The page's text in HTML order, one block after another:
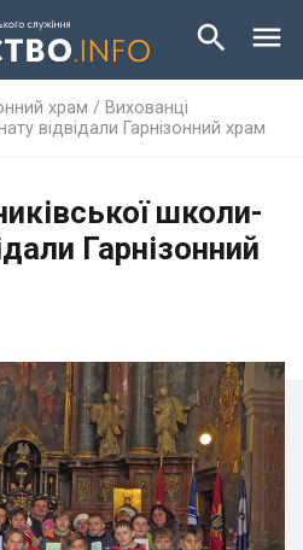
храм / Вихованці
відвідали Гарнізонний храм
школи-
Гарнізонний